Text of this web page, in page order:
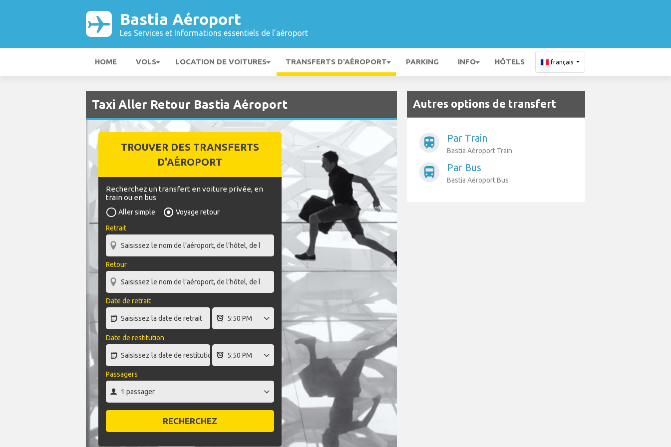
Bastia Aéroport
Les Services et Informations essentiels de l’aéroport
HOME VOLS LOCATION DE VOITURES TRANSFERTS D'AÉROPORT PARKING INFO HÔTELS français
Taxi Aller Retour Bastia Aéroport
TROUVER DES TRANSFERTS
D'AÉROPORT
Recherchez un transfert en voiture privée, en
train ou en bus
Aller simple
Voyage retour
Retrait
Retour
Date de retrait
Date de restitution
Passagers
RECHERCHEZ
Autres options de transfert
train Par Train
Bastia Aéroport Train
directions_bus Par Bus
Bastia Aéroport Bus